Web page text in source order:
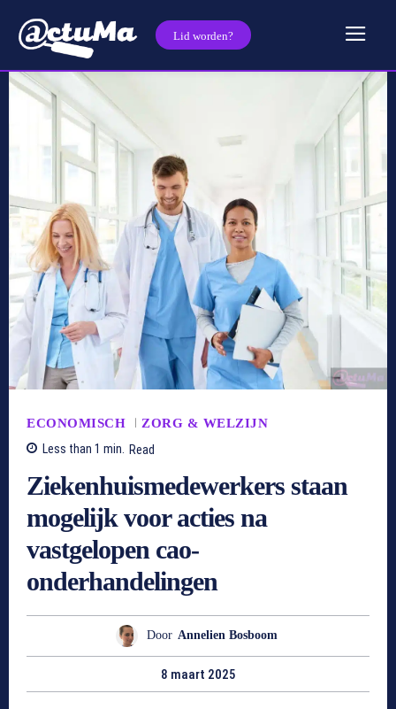
Lid worden?
ECONOMISCH
ZORG & WELZIJN
Less than 1 min. Read
Ziekenhuismedewerkers staan
mogelijk voor acties na
vastgelopen cao-
onderhandelingen
Door Annelien Bosboom
8 maart 2025